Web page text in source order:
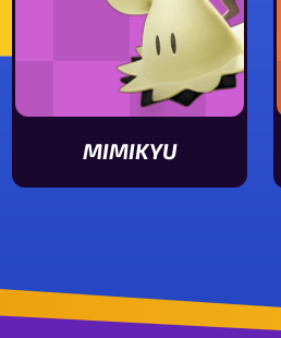
MIMIKYU
Ver características de